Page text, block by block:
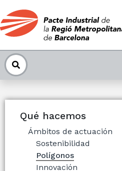
Qué hacemos
Ámbitos de actuación
Sostenibilidad
Polígonos
Innovación